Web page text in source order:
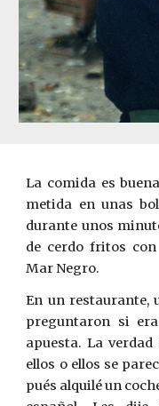
La comida es
metida en unas
durante unos
de cerdo fritos con
Mar Negro.
En un restaurante,
preguntaron si
apuesta. La
ellos o ellos se
pués alquilé un